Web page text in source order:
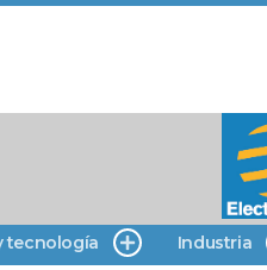
tecnología Industria